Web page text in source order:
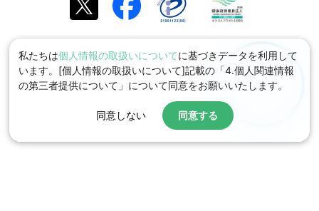
私たちは個人情報の取扱いについてに基づきデータを利用して
います。[個人情報の取扱いについて]記載の「4.個人関連情報
の第三者提供について」について同意をお願いいたします。
同意しない 同意する